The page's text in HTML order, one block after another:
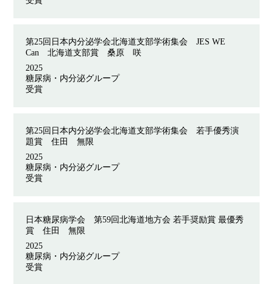
第25 回日本内分泌学会北海道支部学術集会JES WE
Can 北海道支部賞 桑原 咲
2025
糖尿病・内分泌グループ
受賞
第25 回日本内分泌学会北海道支部学術集会 若手優秀演
題賞 住田 無限
2025
糖尿病・内分泌グループ
受賞
日本糖尿病学会 第59 回北海道地方会 若手奨励賞 最優秀
賞 住田 無限
2025
糖尿病・内分泌グループ
受賞